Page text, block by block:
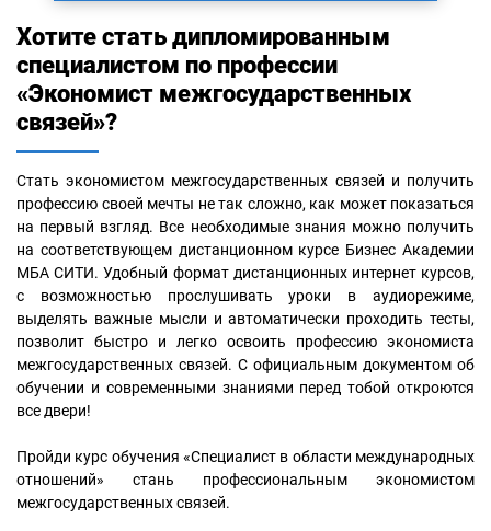
Хотите стать дипломированным
специалистом по профессии
«Экономист межгосударственных
связей»?
Стать экономистом межгосударственных связей и получить
профессию своей мечты не так сложно, как может показаться
на первый взгляд. Все необходимые знания можно получить
на соответствующем дистанционном курсе Бизнес Академии
МБА СИТИ. Удобный формат дистанционных интернет курсов,
с возможностью прослушивать уроки в аудиорежиме,
выделять важные мысли и автоматически проходить тесты,
позволит быстро и легко освоить профессию экономиста
межгосударственных связей. С официальным документом об
обучении и современными знаниями перед тобой откроются
все двери!
Пройди курс обучения «Специалист в области международных
отношений» стань профессиональным экономистом
межгосударственных связей.